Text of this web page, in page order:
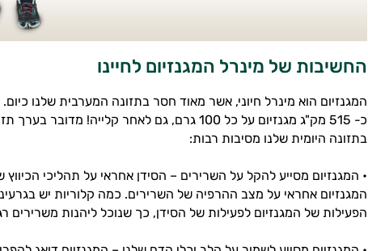
החשיבות של מינרל המגנזיום לחיינו
המגנזיום הוא מינרל חיוני, אשר מאוד חסר בתזונה המערבית שלנו
כ- 515 מק"ג מגנזיום על כל 100 גרם, גם לאחר קלייה!
בתזונה היומית שלנו מסיבות רבות:
• המגנזיום מסייע להקל על השרירים – הסידן אחראי על תהליכי
המגנזיום אחראי על מצב ההרפיה של השרירים. כמה קלוריות יש
הפעילות של המגנזיום לפעילות של הסידן, כך שנוכל ליהנות משרירים